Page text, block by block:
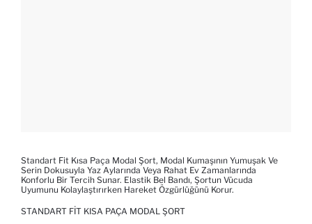
Standart Fit Kısa Paça Modal Şort, Modal Kumaşının Yumuşak Ve
Serin Dokusuyla Yaz Aylarında Veya Rahat Ev Zamanlarında
Konforlu Bir Tercih Sunar. Elastik Bel Bandı, Şortun Vücuda
Uyumunu Kolaylaştırırken Hareket Özgürlüğünü Korur.
STANDART FIT KISA PAÇA MODAL ŞORT